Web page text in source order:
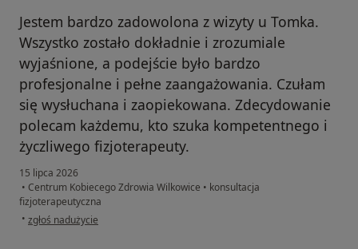
Jestem bardzo zadowolona z wizyty u Tomka.
Wszystko zostało dokładnie i zrozumiale
wyjaśnione, a podejście było bardzo
profesjonalne i pełne zaangażowania. Czułam
się wysłuchana i zaopiekowana. Zdecydowanie
polecam każdemu, kto szuka kompetentnego i
życzliwego fizjoterapeuty.
15 lipca 2026
• Centrum Kobiecego Zdrowia Wilkowice • konsultacja
fizjoterapeutyczna
• w opinii użytkownika Jagoda
zgłoś nadużycie